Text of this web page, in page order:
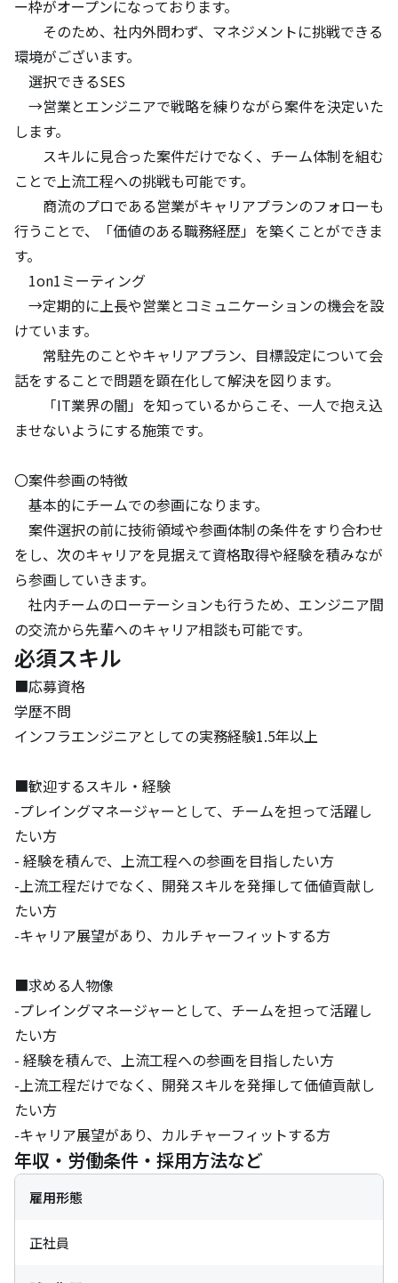
ー枠がオープンになっております。
そのため、社内外問わず、マネジメントに挑戦できる
環境がございます。
選択できるSES
→営業とエンジニアで戦略を練りながら案件を決定いた
します。
スキルに見合った案件だけでなく、チーム体制を組む
ことで上流工程への挑戦も可能です。
商流のプロである営業がキャリアプランのフォローも
行うことで、「価値のある職務経歴」を築くことができま
す。
1on1ミーティング
→定期的に上長や営業とコミュニケーションの機会を設
けています。
常駐先のことやキャリアプラン、目標設定について会
話をすることで問題を顕在化して解決を図ります。
「IT業界の闇」を知っているからこそ、一人で抱え込
ませないようにする施策です。
〇案件参画の特徴
基本的にチームでの参画になります。
案件選択の前に技術領域や参画体制の条件をすり合わせ
をし、次のキャリアを見据えて資格取得や経験を積みなが
ら参画していきます。
社内チームのローテーションも行うため、エンジニア間
の交流から先輩へのキャリア相談も可能です。
必須スキル
■応募資格
学歴不問
インフラエンジニアとしての実務経験1.5年以上
■歓迎するスキル・経験
-プレイングマネージャーとして、チームを担って活躍し
たい方
- 経験を積んで、上流工程への参画を目指したい方
-上流工程だけでなく、開発スキルを発揮して価値貢献し
たい方
-キャリア展望があり、カルチャーフィットする方
■求める人物像
-プレイングマネージャーとして、チームを担って活躍し
たい方
- 経験を積んで、上流工程への参画を目指したい方
-上流工程だけでなく、開発スキルを発揮して価値貢献し
たい方
-キャリア展望があり、カルチャーフィットする方
年収・労働条件・採用方法など
雇用形態
正社員